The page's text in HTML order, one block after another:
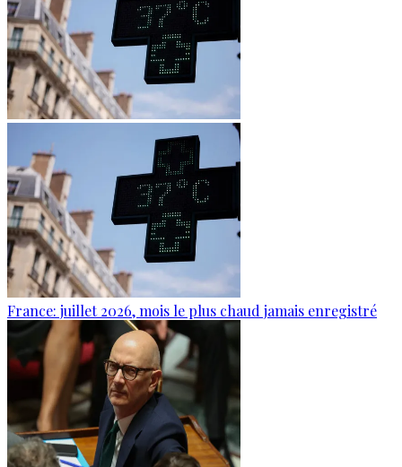
France: juillet 2026, mois le plus chaud jamais enregistré